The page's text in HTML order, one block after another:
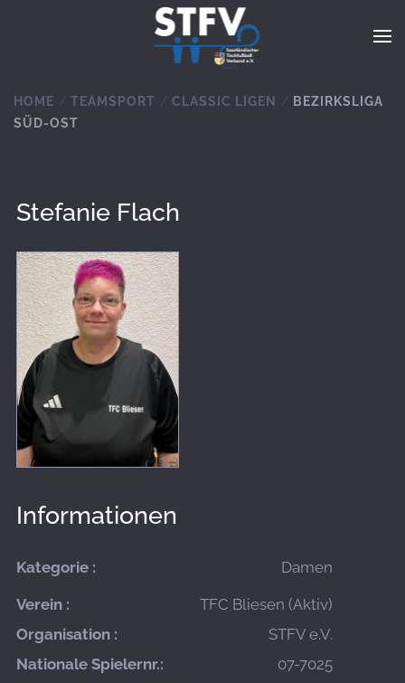
Zum Hauptinhalt springen
HOME TEAMSPORT CLASSIC LIGEN
BEZIRKSLIGA
SÜD-OST
Stefanie Flach
Informationen
Kategorie : Damen
Verein :
TFC Bliesen (Aktiv)
Organisation :
STFV e.V.
Nationale Spielernr.:
07-7025